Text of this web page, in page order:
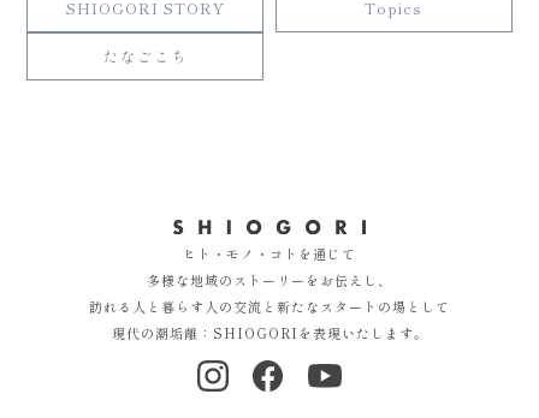
SHIOGORI STORY Topics
たなごこち
ヒト・モノ・コトを通じて
多様な地域のストーリーをお伝えし、
訪れる人と暮らす人の交流と新たなスタートの場として
現代の潮垢離：SHIOGORIを表現いたします。